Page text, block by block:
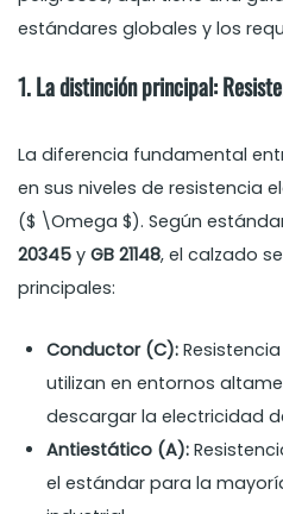
estándares globales y los
1. La distinción principal:
La diferencia fundamental
en sus niveles de resistencia
($ \Omega $). Según
20345 yGB 21148, el calzado
principales:
Conductor (C): Resistencia
utilizan en entornos
descargar la electricidad
Antiestático (A):
el estándar para la